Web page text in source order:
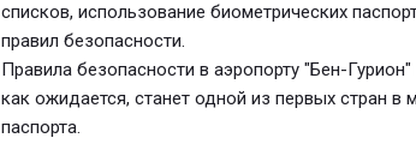
списков, использование биометрических
правил безопасности.
Правила безопасности в аэропорту "Бен-
как ожидается, станет одной из первых стран в
паспорта.